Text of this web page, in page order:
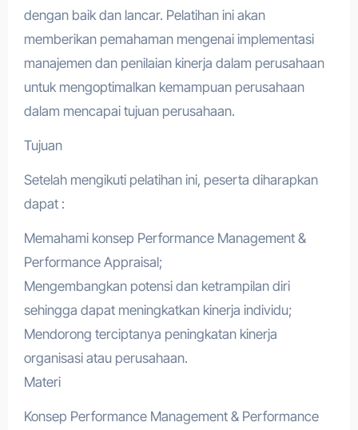
dengan baik dan lancar. Pelatihan ini akan
memberikan pemahaman mengenai implementasi
manajemen dan penilaian kinerja dalam perusahaan
untuk mengoptimalkan kemampuan perusahaan
dalam mencapai tujuan perusahaan.
Tujuan
Setelah mengikuti pelatihan ini, peserta diharapkan
dapat :
Memahami konsep Performance Management &
Performance Appraisal;
Mengembangkan potensi dan ketrampilan diri
sehingga dapat meningkatkan kinerja individu;
Mendorong terciptanya peningkatan kinerja
organisasi atau perusahaan.
Materi
Konsep Performance Management & Performance